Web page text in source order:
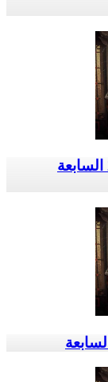
مسلسل وديمة وحليمة 4 الحلقة 27 السابعة